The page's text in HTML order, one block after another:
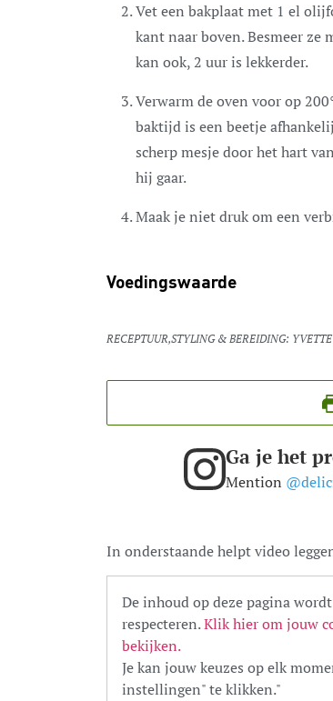
Vet een bakplaat met 1 el
kant naar boven. Besmeer ze
kan ook, 2 uur is lekkerder.
Verwarm de oven voor op
baktijd is een beetje
scherp mesje door het hart
hij gaar.
Maak je niet druk om een
Voedingswaarde
RECEPTUUR,STYLING & BEREIDING:
Ga je het
Mention
In onderstaande helpt video
De inhoud op deze pagina
respecteren.Klik hier om jouw
bekijken.
Je kan jouw keuzes op elk
instellingen" te klikken."